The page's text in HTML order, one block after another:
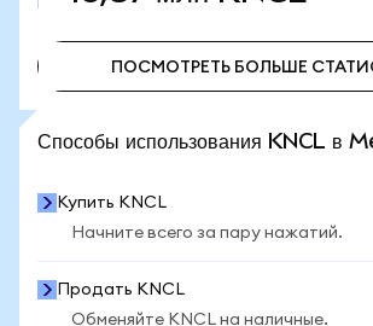
ПОСМОТРЕТЬ БОЛЬШЕ
Способы использования KNCL в
Купить KNCL
Начните всего за пару нажатий.
Продать KNCL
Обменяйте KNCL на наличные.